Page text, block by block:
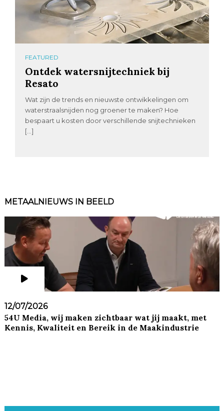
FEATURED
Ontdek watersnijtechniek bij
Resato
Wat zijn de trends en nieuwste ontwikkelingen om
waterstraalsnijden nog groener te maken? Hoe
bespaart u kosten door verschillende snijtechnieken
[…]
METAALNIEUWS IN BEELD
12/07/2026
54U Media, wij maken zichtbaar wat jij maakt, met
Kennis, Kwaliteit en Bereik in de Maakindustrie